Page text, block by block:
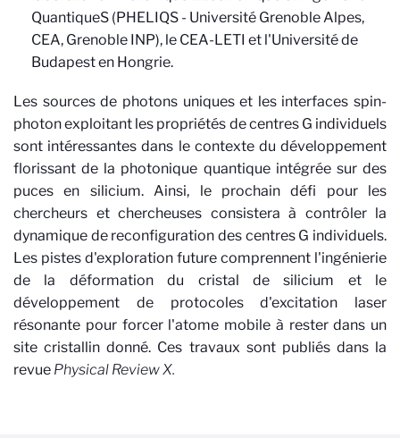
QuantiqueS (PHELIQS - Université Grenoble Alpes,
CEA, Grenoble INP), le CEA-LETI et l'Université de
Budapest en Hongrie.
Les sources de photons uniques et les interfaces spin-
photon exploitant les propriétés de centres G individuels
sont intéressantes dans le contexte du développement
florissant de la photonique quantique intégrée sur des
puces en silicium. Ainsi, le prochain défi pour les
chercheurs et chercheuses consistera à contrôler la
dynamique de reconfiguration des centres G individuels.
Les pistes d'exploration future comprennent l'ingénierie
de la déformation du cristal de silicium et le
développement de protocoles d'excitation laser
résonante pour forcer l'atome mobile à rester dans un
site cristallin donné. Ces travaux sont publiés dans la
revue Physical Review X.